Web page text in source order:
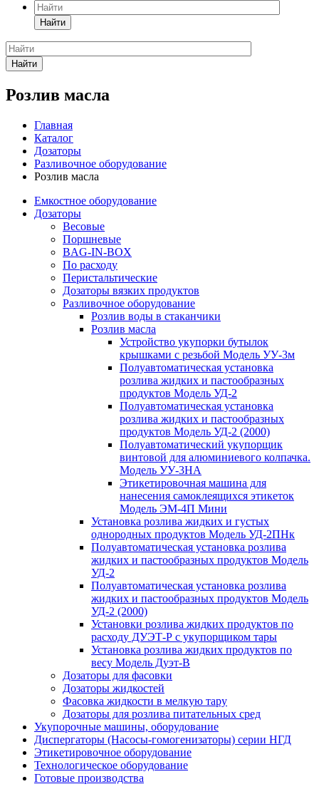
Найти
Найти
Розлив масла
Главная
Каталог
Дозаторы
Разливочное оборудование
Розлив масла
Емкостное оборудование
Дозаторы
Весовые
Поршневые
BAG-IN-BOX
По расходу
Перистальтические
Дозаторы вязких продуктов
Разливочное оборудование
Розлив воды в стаканчики
Розлив масла
Устройство укупорки бутылок
крышками с резьбой Модель УУ-3м
Полуавтоматическая установка
розлива жидких и пастообразных
продуктов Модель УД-2
Полуавтоматическая установка
розлива жидких и пастообразных
продуктов Модель УД-2 (2000)
Полуавтоматический укупорщик
винтовой для алюминиевого колпачка.
Модель УУ-3НА
Этикетировочная машина для
нанесения самоклеящихся этикеток
Модель ЭМ-4П Мини
Установка розлива жидких и густых
однородных продуктов Модель УД-2ПНк
Полуавтоматическая установка розлива
жидких и пастообразных продуктов Модель
УД-2
Полуавтоматическая установка розлива
жидких и пастообразных продуктов Модель
УД-2 (2000)
Установки розлива жидких продуктов по
расходу ДУЭТ-Р с укупорщиком тары
Установка розлива жидких продуктов по
весу Модель Дуэт-В
Дозаторы для фасовки
Дозаторы жидкостей
Фасовка жидкости в мелкую тару
Дозаторы для розлива питательных сред
Укупорочные машины, оборудование
Диспергаторы (Насосы-гомогенизаторы) серии НГД
Этикетировочное оборудование
Технологическое оборудование
Готовые производства